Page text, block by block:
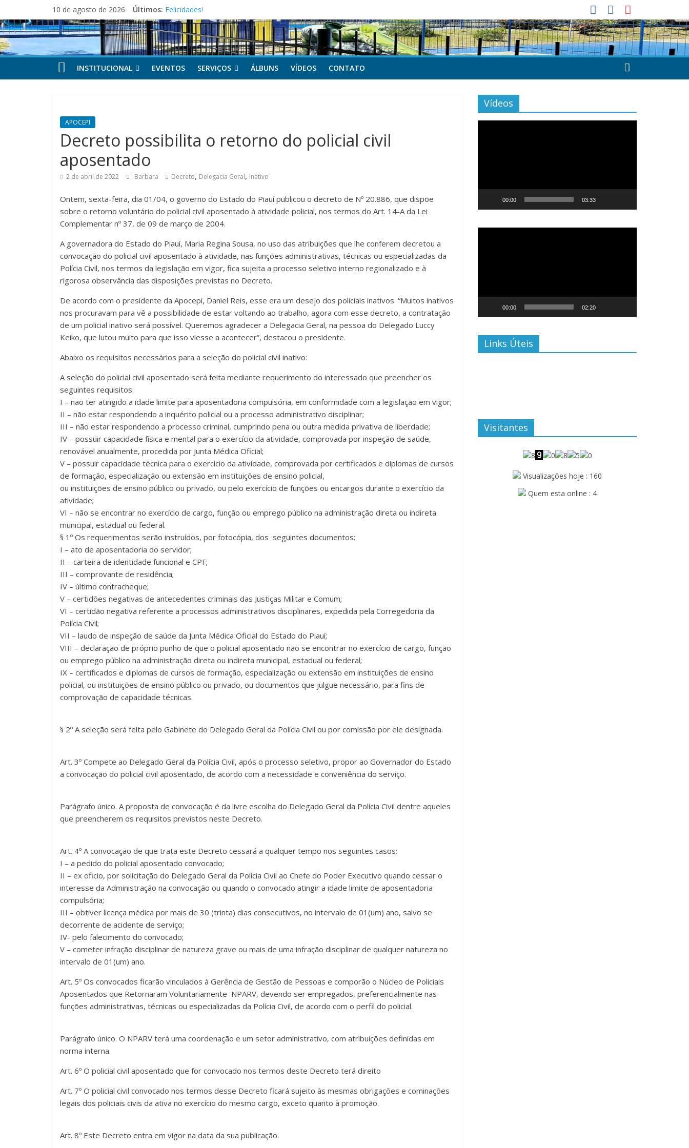
para
o
conteúdo
10 de agosto de 2026 Últimos: Felicidades!
Feliz Dia dos Pais!
Festa dos Pais e das Mães da APOCEPI
APOCEPI conquista a primeira vitória no Campeonato 50tão!
Parabéns!
INSTITUCIONAL
EVENTOS SERVIÇOS ÁLBUNS VÍDEOS CONTATO
APOCEPI
Decreto possibilita o retorno do policial civil
aposentado
2 de abril de 2022 Barbara Decreto, Delegacia Geral, Inativo
Ontem, sexta-feira, dia 01/04, o governo do Estado do Piauí publicou o decreto de Nº 20.886, que dispõe
sobre o retorno voluntário do policial civil aposentado à atividade policial, nos termos do Art. 14-A da Lei
Complementar nº 37, de 09 de março de 2004.
A governadora do Estado do Piauí, Maria Regina Sousa, no uso das atribuições que lhe conferem decretou a
convocação do policial civil aposentado à atividade, nas funções administrativas, técnicas ou especializadas da
Polícia Civil, nos termos da legislação em vigor, fica sujeita a processo seletivo interno regionalizado e à
rigorosa observância das disposições previstas no Decreto.
De acordo com o presidente da Apocepi, Daniel Reis, esse era um desejo dos policiais inativos. “Muitos inativos
nos procuravam para vê a possibilidade de estar voltando ao trabalho, agora com esse decreto, a contratação
de um policial inativo será possível. Queremos agradecer a Delegacia Geral, na pessoa do Delegado Luccy
Keiko, que lutou muito para que isso viesse a acontecer”, destacou o presidente.
Abaixo os requisitos necessários para a seleção do policial civil inativo:
A seleção do policial civil aposentado será feita mediante requerimento do interessado que preencher os
seguintes requisitos:
I – não ter atingido a idade limite para aposentadoria compulsória, em conformidade com a legislação em vigor;
II – não estar respondendo a inquérito policial ou a processo administrativo disciplinar;
III – não estar respondendo a processo criminal, cumprindo pena ou outra medida privativa de liberdade;
IV – possuir capacidade física e mental para o exercício da atividade, comprovada por inspeção de saúde,
renovável anualmente, procedida por Junta Médica Oficial;
V – possuir capacidade técnica para o exercício da atividade, comprovada por certificados e diplomas de cursos
de formação, especialização ou extensão em instituições de ensino policial,
ou instituições de ensino público ou privado, ou pelo exercício de funções ou encargos durante o exercício da
atividade;
VI – não se encontrar no exercício de cargo, função ou emprego público na administração direta ou indireta
municipal, estadual ou federal.
§ 1º Os requerimentos serão instruídos, por fotocópia, dos seguintes documentos:
I – ato de aposentadoria do servidor;
II – carteira de identidade funcional e CPF;
III – comprovante de residência;
IV – último contracheque;
V – certidões negativas de antecedentes criminais das Justiças Militar e Comum;
VI – certidão negativa referente a processos administrativos disciplinares, expedida pela Corregedoria da
Polícia Civil;
VII – laudo de inspeção de saúde da Junta Médica Oficial do Estado do Piauí;
VIII – declaração de próprio punho de que o policial aposentado não se encontrar no exercício de cargo, função
ou emprego público na administração direta ou indireta municipal, estadual ou federal;
IX – certificados e diplomas de cursos de formação, especialização ou extensão em instituições de ensino
policial, ou instituições de ensino público ou privado, ou documentos que julgue necessário, para fins de
comprovação de capacidade técnicas.
§ 2º A seleção será feita pelo Gabinete do Delegado Geral da Polícia Civil ou por comissão por ele designada.
Art. 3º Compete ao Delegado Geral da Polícia Civil, após o processo seletivo, propor ao Governador do Estado
a convocação do policial civil aposentado, de acordo com a necessidade e conveniência do serviço.
Parágrafo único. A proposta de convocação é da livre escolha do Delegado Geral da Polícia Civil dentre aqueles
que preencherem os requisitos previstos neste Decreto.
Art. 4º A convocação de que trata este Decreto cessará a qualquer tempo nos seguintes casos:
I – a pedido do policial aposentado convocado;
II – ex oficio, por solicitação do Delegado Geral da Polícia Civil ao Chefe do Poder Executivo quando cessar o
interesse da Administração na convocação ou quando o convocado atingir a idade limite de aposentadoria
compulsória;
III – obtiver licença médica por mais de 30 (trinta) dias consecutivos, no intervalo de 01(um) ano, salvo se
decorrente de acidente de serviço;
IV- pelo falecimento do convocado;
V – cometer infração disciplinar de natureza grave ou mais de uma infração disciplinar de qualquer natureza no
intervalo de 01(um) ano.
Art. 5º Os convocados ficarão vinculados à Gerência de Gestão de Pessoas e comporão o Núcleo de Policiais
Aposentados que Retornaram Voluntariamente  NPARV, devendo ser empregados, preferencialmente nas
funções administrativas, técnicas ou especializadas da Polícia Civil, de acordo com o perfil do policial.
Parágrafo único. O NPARV terá uma coordenação e um setor administrativo, com atribuições definidas em
norma interna.
Art. 6º O policial civil aposentado que for convocado nos termos deste Decreto terá direito
Art. 7º O policial civil convocado nos termos desse Decreto ficará sujeito às mesmas obrigações e cominações
legais dos policiais civis da ativa no exercício do mesmo cargo, exceto quanto à promoção.
Art. 8º Este Decreto entra em vigor na data da sua publicação.
Vídeos
00:00 03:33
00:00 02:20
Links Úteis
Visitantes
Visualizações hoje : 160
Quem esta online : 4